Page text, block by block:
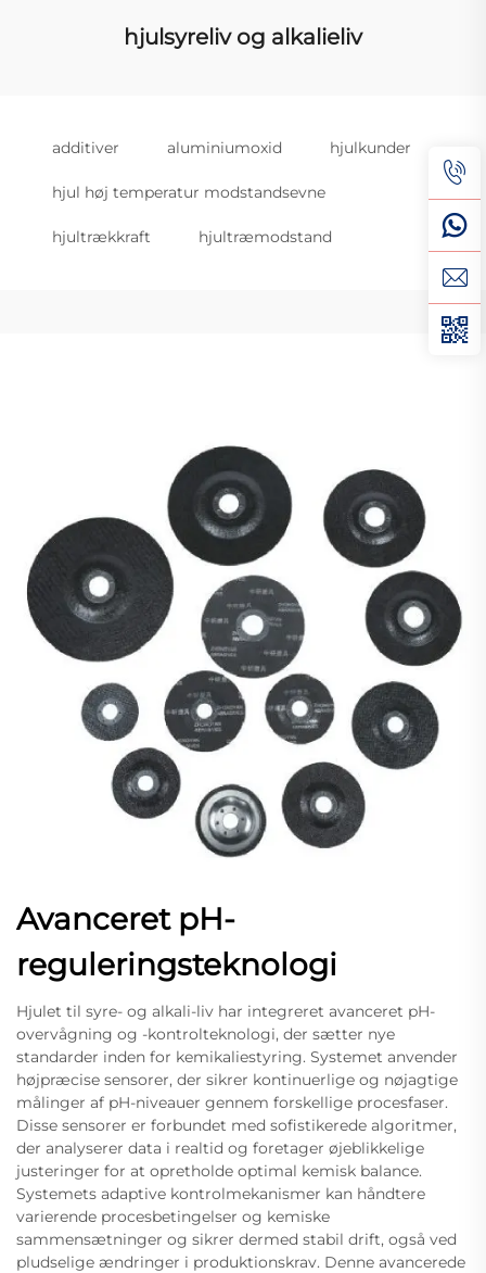
hjulsyreliv og alkalieliv
additiver aluminiumoxid hjulkunder
hjul høj temperatur modstandsevne
hjultrækkraft hjultræmodstand
Avanceret pH-
reguleringsteknologi
Hjulet til syre- og alkali-liv har integreret avanceret pH-
overvågning og -kontrolteknologi, der sætter nye
standarder inden for kemikaliestyring. Systemet anvender
højpræcise sensorer, der sikrer kontinuerlige og nøjagtige
målinger af pH-niveauer gennem forskellige procesfaser.
Disse sensorer er forbundet med sofistikerede algoritmer,
der analyserer data i realtid og foretager øjeblikkelige
justeringer for at opretholde optimal kemisk balance.
Systemets adaptive kontrolmekanismer kan håndtere
varierende procesbetingelser og kemiske
sammensætninger og sikrer dermed stabil drift, også ved
pludselige ændringer i produktionskrav. Denne avancerede